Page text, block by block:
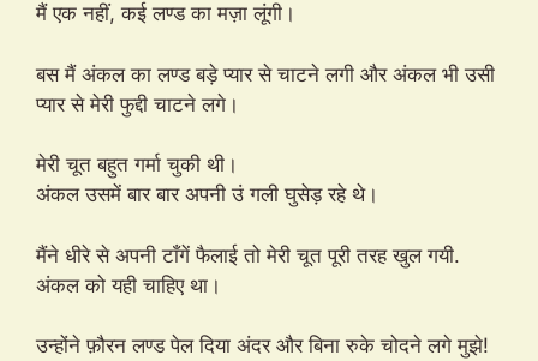
मैं एक नहीं, कई लण्ड का मज़ा लूंगी।
बस मैं अंकल का लण्ड बड़े प्यार से चाटने लगी और अंकल भी उसी
प्यार से मेरी फुद्दी चाटने लगे।
मेरी चूत बहुत गर्मा चुकी थी।
अंकल उसमें बार बार अपनी उं गली घुसेड़ रहे थे।
मैंने धीरे से अपनी टाँगें फैलाई तो मेरी चूत पूरी तरह खुल गयी.
अंकल को यही चाहिए था।
उन्होंने फ़ौरन लण्ड पेल दिया अंदर और बिना रुके चोदने लगे मुझे!